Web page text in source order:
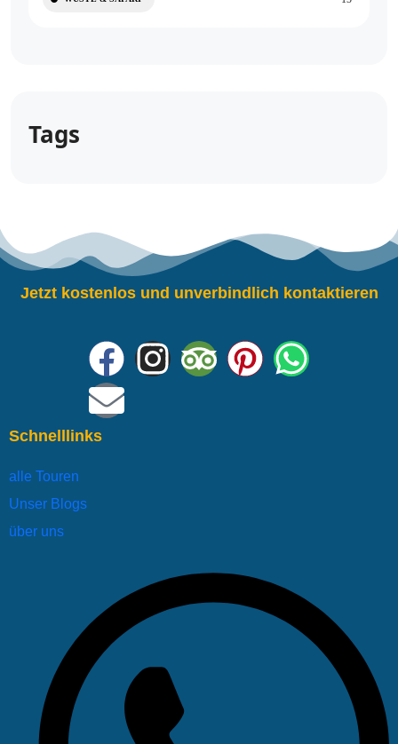
Tags
Jetzt kostenlos und unverbindlich kontaktieren
Schnelllinks
alle Touren
Unser Blogs
über uns